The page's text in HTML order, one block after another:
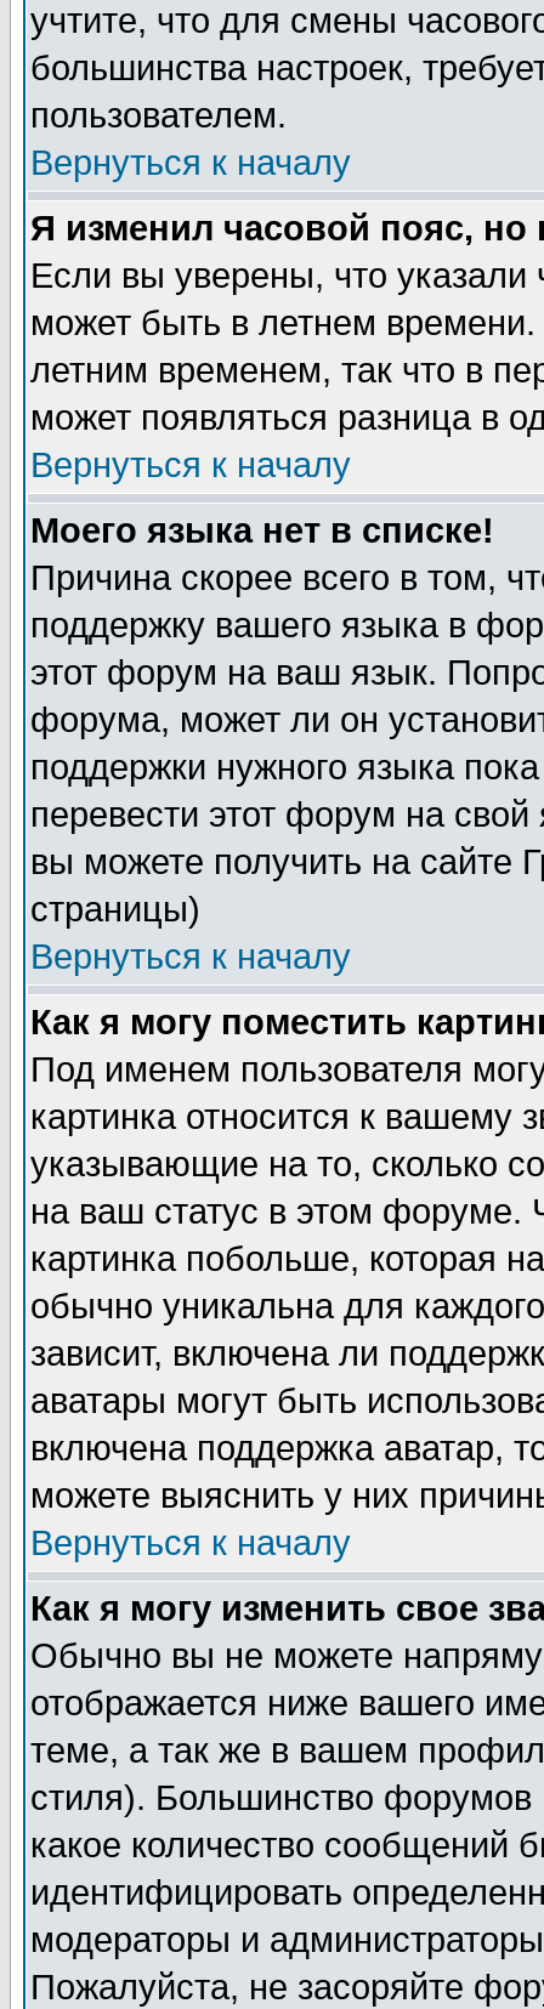
учтите, что для смены
большинства настроек,
пользователем.
Вернуться к началу
Я изменил часовой пояс,
Если вы уверены, что указали
может быть в летнем
летним временем, так что в
может появляться разница в
Вернуться к началу
Моего языка нет в списке!
Причина скорее всего в том,
поддержку вашего языка в
этот форум на ваш язык.
форума, может ли он
поддержки нужного языка
перевести этот форум на
вы можете получить на сайте
страницы)
Вернуться к началу
Как я могу поместить
Под именем пользователя
картинка относится к вашему
указывающие на то, сколько
на ваш статус в этом форуме.
картинка побольше, которая
обычно уникальна для
зависит, включена ли
аватары могут быть
включена поддержка аватар,
можете выяснить у них
Вернуться к началу
Как я могу изменить свое
Обычно вы не можете
отображается ниже вашего
теме, а так же в вашем
стиля). Большинство форумов
какое количество сообщений
идентифицировать
модераторы и
Пожалуйста, не засоряйте